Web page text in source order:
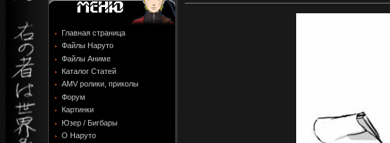
Главная страница
Файлы Наруто
Файлы Аниме
Каталог Статей
AMV ролики, приколы
Форум
Картинки
Юзер / Бигбары
О Наруто